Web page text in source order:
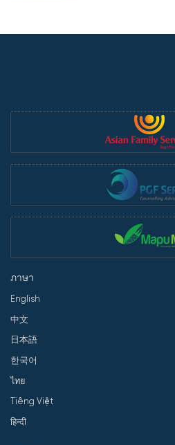
ภาษา
English
中文
日本語
한국어
ไทย
Tiếng Việt
हिन्दी